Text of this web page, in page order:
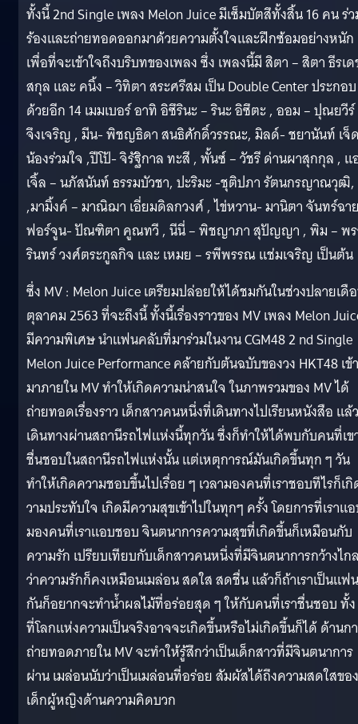
ทั้งนี้ 2nd Single เพลง Melon Juice มีเซ็มบัตสึทั้งสิ้น 16 คน ร่
ร้องและถ่ายทอดออกมาด้วยความตั้งใจและฝึกซ้อมอย่างหนัก
เพื่อที่จะเข้าใจถึงบริบทของเพลง ซึ่ง เพลงนี้มี สิตา – สิตา ธีรเ
สกุล และ คนิ้ง – วิทิตา สระศรีสม เป็น Double Center ประกอบ
ด้วยอีก 14 เมมเบอร์ อาทิ อิซึรินะ – รินะ อิซึตะ , ออม – ปุณยวีร์
จึงเจริญ , มีน- พิชญธิดา สนธิศักดิ์วรรณะ, มิลด์- ชยานันท์ เจ็
น้องร่วมใจ ,ปีโป้- จิรัฐิกาล ทะสี , พั้นซ์ – วัชรี ด่านผาสุกกุล , แ
เจิ้ล – นภัสนันท์ ธรรมบัวชา, ปะริมะ -ชุติปภา รัตนกรญาณวุฒิ,
,มามิ้งค์ – มาณิฌา เอี่ยมดิลกวงศ์ , ไข่หวาน- มานิตา จันทร์ฉา
ฟอร์จูน- ปัณฑิตา คูณทวี , นีนี่ – พิชญาภา สุปัญญา , พิม – พร
รินทร์ วงศ์ตระกูลกิจ และ เหมย – รพีพรรณ แช่มเจริญ เป็นต้น
ซึ่ง MV : Melon Juice เตรียมปล่อยให้ได้ชมกันในช่วงปลายเดื
ตุลาคม 2563 ที่จะถึงนี้ ทั้งนี้เรื่องราวของ MV เพลง Melon
มีความพิเศษ นำแฟนคลับที่มาร่วมในงาน CGM48 2 nd Single
Melon Juice Performance คล้ายกับต้นฉบับของวง HKT48 เข้า
มาภายใน MV ทำให้เกิดความน่าสนใจ ในภาพรวมของ MV ได้
ถ่ายทอดเรื่องราว เด็กสาวคนหนึ่งที่เดินทางไปเรียนหนังสือ แล้
เดินทางผ่านสถานีรถไฟแห่งนี้ทุกวัน ซึ่งก็ทำให้ได้พบกับคนที่เข
ชื่นชอบในสถานีรถไฟแห่งนั้น แต่เหตุการณ์มันเกิดขึ้นทุก ๆ วัน
ทำให้เกิดความชอบขึ้นไปเรื่อย ๆ เวลามองคนที่เราชอบทีไรก็เ
วามประทับใจ เกิดมีความสุขเข้าไปในทุกๆ ครั้ง โดยการที่เราแ
มองคนที่เราแอบชอบ จินตนาการความสุขที่เกิดขึ้นก็เหมือนกับ
ความรัก เปรียบเทียบกับเด็กสาวคนหนึ่งที่มีจินตนาการกว้างไก
ว่าความรักก็คงเหมือนเมล่อน สดใส สดชื่น แล้วก็ถ้าเราเป็นแฟน
กันก็อยากจะทำน้ำผลไม้ที่อร่อยสุด ๆ ให้กับคนที่เราชื่นชอบ ทั้
ที่โลกแห่งความเป็นจริงอาจจะเกิดขึ้นหรือไม่เกิดขึ้นก็ได้ ด้านก
ถ่ายทอดภายใน MV จะทำให้รู้สึกว่าเป็นเด็กสาวที่มีจินตนาการ
ผ่าน เมล่อนนับว่าเป็นเมล่อนที่อร่อย สัมผัสได้ถึงความสดใสของ
เด็กผู้หญิงด้านความคิดบวก